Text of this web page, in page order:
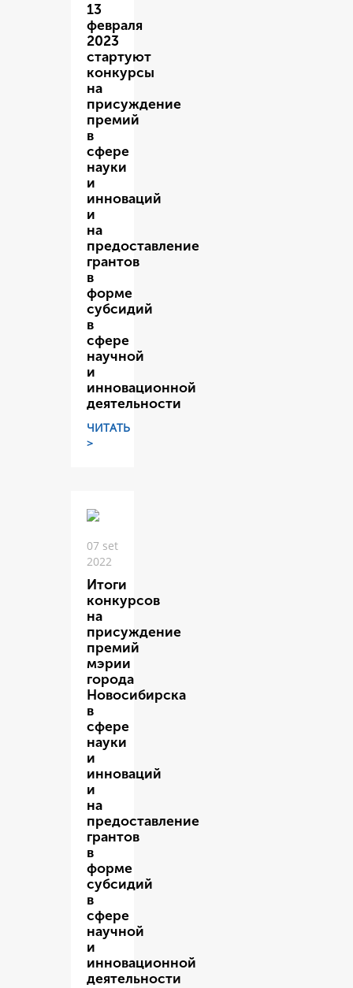
13
февраля
2023
стартуют
конкурсы
на
присуждение
премий
в
сфере
науки
и
инноваций
и
на
предоставление
грантов
в
форме
субсидий
в
сфере
научной
и
инновационной
деятельности
ЧИТАТЬ
>
07 set
2022
Итоги
конкурсов
на
присуждение
премий
мэрии
города
Новосибирска
в
сфере
науки
и
инноваций
и
на
предоставление
грантов
в
форме
субсидий
в
сфере
научной
и
инновационной
деятельности